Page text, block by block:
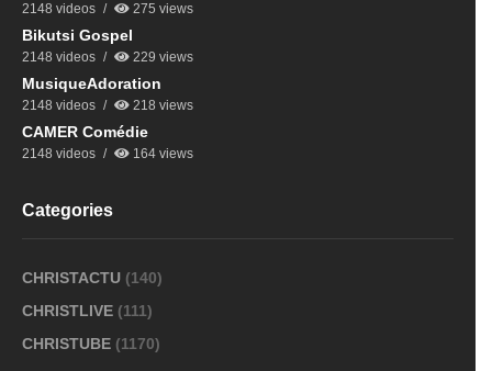
2148 videos 275 views
Bikutsi Gospel
2148 videos 229 views
MusiqueAdoration
2148 videos 218 views
CAMER Comédie
2148 videos 164 views
Categories
CHRISTACTU (140)
CHRISTLIVE (111)
CHRISTUBE (1170)